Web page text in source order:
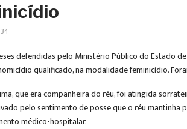
defendidas pelo Ministério Público do Estado
qualificado, na modalidade feminicídio.
que era companheira do réu, foi atingida
pelo sentimento de posse que o réu
médico-hospitalar.